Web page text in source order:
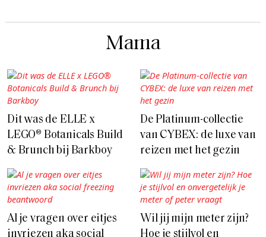
Mama
Dit was de ELLE x
LEGO® Botanicals Build
& Brunch bij Barkboy
De Platinum-collectie
van CYBEX: de luxe van
reizen met het gezin
Al je vragen over eitjes
invriezen aka social
Wil jij mijn meter zijn?
Hoe je stijlvol en